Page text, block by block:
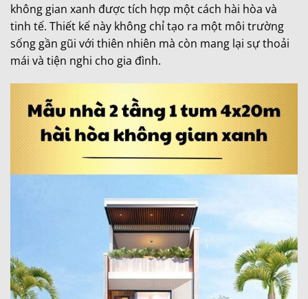
không gian xanh được tích hợp một cách hài hòa và
tinh tế. Thiết kế này không chỉ tạo ra một môi trường
sống gần gũi với thiên nhiên mà còn mang lại sự thoải
mái và tiện nghi cho gia đình.